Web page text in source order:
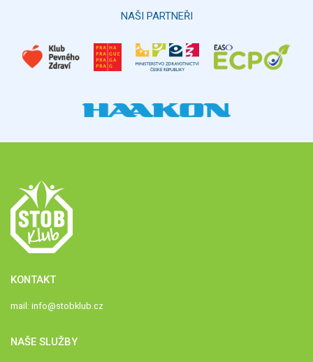
NAŠI PARTNEŘI
KONTAKT
mail: info@stobklub.cz
NAŠE SLUŽBY